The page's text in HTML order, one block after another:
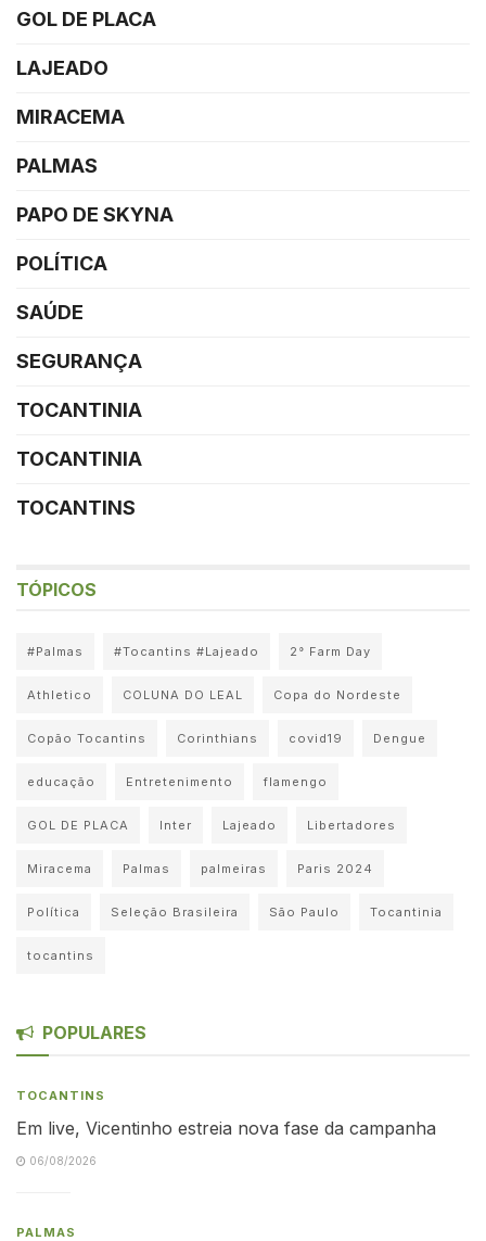
GOL DE PLACA
LAJEADO
MIRACEMA
PALMAS
PAPO DE SKYNA
POLÍTICA
SAÚDE
SEGURANÇA
TOCANTINIA
TOCANTINIA
TOCANTINS
TÓPICOS
#Palmas #Tocantins #Lajeado 2° Farm Day
Athletico COLUNA DO LEAL Copa do Nordeste
Copão Tocantins Corinthians covid19 Dengue
educação Entretenimento flamengo
GOL DE PLACA Inter Lajeado Libertadores
Miracema Palmas palmeiras Paris 2024
Política Seleção Brasileira São Paulo Tocantinia
tocantins
POPULARES
TOCANTINS
Em live, Vicentinho estreia nova fase da campanha
06/08/2026
PALMAS